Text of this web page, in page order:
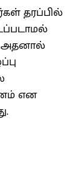
தரப்பில்
அதனால்
என